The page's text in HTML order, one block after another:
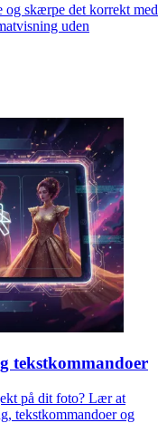
skærpe det korrekt med
uden
tekstkommandoer
på dit foto? Lær at
tekstkommandoer og